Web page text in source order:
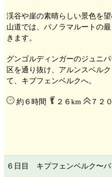
渓谷や崖の素晴らしい景色を望
山道では、パノラマルートの
きます。
グンゴルディンガーのジュニ
区を通り抜け、アルンスベル
て、キプフェンベルクへ。
約６時間 ２６km ７２
６日目 キプフェンベルク〜